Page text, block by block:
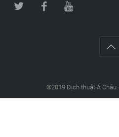
©2019 Dịch thuật Á Châu